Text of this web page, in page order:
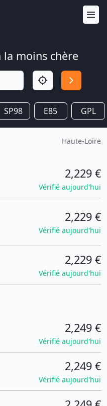
moins chère
SP98 E85 GPL
Haute-Loire
2,229 €
Vérifié aujourd'hui
2,229 €
Vérifié aujourd'hui
2,229 €
Vérifié aujourd'hui
2,249 €
Vérifié aujourd'hui
2,249 €
Vérifié aujourd'hui